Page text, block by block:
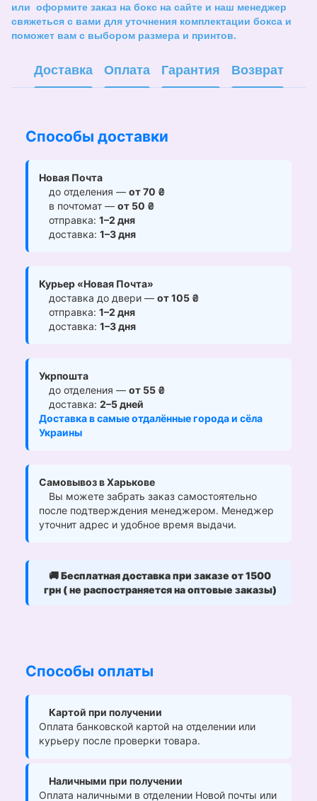
или оформите заказ на бокс на сайте и наш менеджер
свяжеться с вами для уточнения комплектации бокса и
поможет вам с выбором размера и принтов.
Доставка Оплата Гарантия Возврат
Способы доставки
Новая Почта
до отделения — от 70 ₴
в почтомат — от 50 ₴
отправка: 1–2 дня
доставка: 1–3 дня
Курьер «Новая Почта»
доставка до двери — от 105 ₴
отправка: 1–2 дня
доставка: 1–3 дня
Укрпошта
до отделения — от 55 ₴
доставка: 2–5 дней
Доставка в самые отдалённые города и сёла
Украины
Самовывоз в Харькове
Вы можете забрать заказ самостоятельно
после подтверждения менеджером. Менеджер
уточнит адрес и удобное время выдачи.
🚚Бесплатная доставка при заказе от 1500
грн ( не распостраняется на оптовые заказы)
Способы оплаты
Картой при получении
Оплата банковской картой на отделении или
курьеру после проверки товара.
Наличными при получении
Оплата наличными в отделении Новой почты или